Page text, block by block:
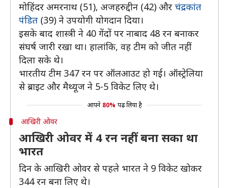
मोहिंदर अमरनाथ (51), अजहरुद्दीन (42) और चंद्रकांत
पंडित (39) ने उपयोगी योगदान दिया।
इसके बाद शास्त्री ने 40 गेंदों पर नाबाद 48 रन बनाकर
संघर्ष जारी रखा था। हालांकि, वह टीम को जीत नहीं
दिला सके थे।
भारतीय टीम 347 रन पर ऑलआउट हो गई। ऑस्ट्रेलिया
से ब्राइट और मैथ्यूज ने 5-5 विकेट लिए थे।
आपने 80% पढ़ लिया है
आखिरी ओवर
आखिरी ओवर में 4 रन नहीं बना सका था
भारत
दिन के आखिरी ओवर से पहले भारत ने 9 विकेट खोकर
344 रन बना लिए थे।